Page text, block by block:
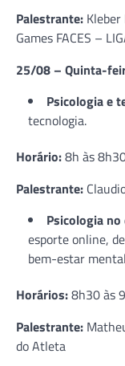
Palestrante:
Games FACES –
25/08 – Quinta-
Psicologia e
tecnologia.
Horário:8h às
Palestrante:
Psicologia
esporte online,
bem-estar
Horários:8h30 às
Palestrante:
do Atleta